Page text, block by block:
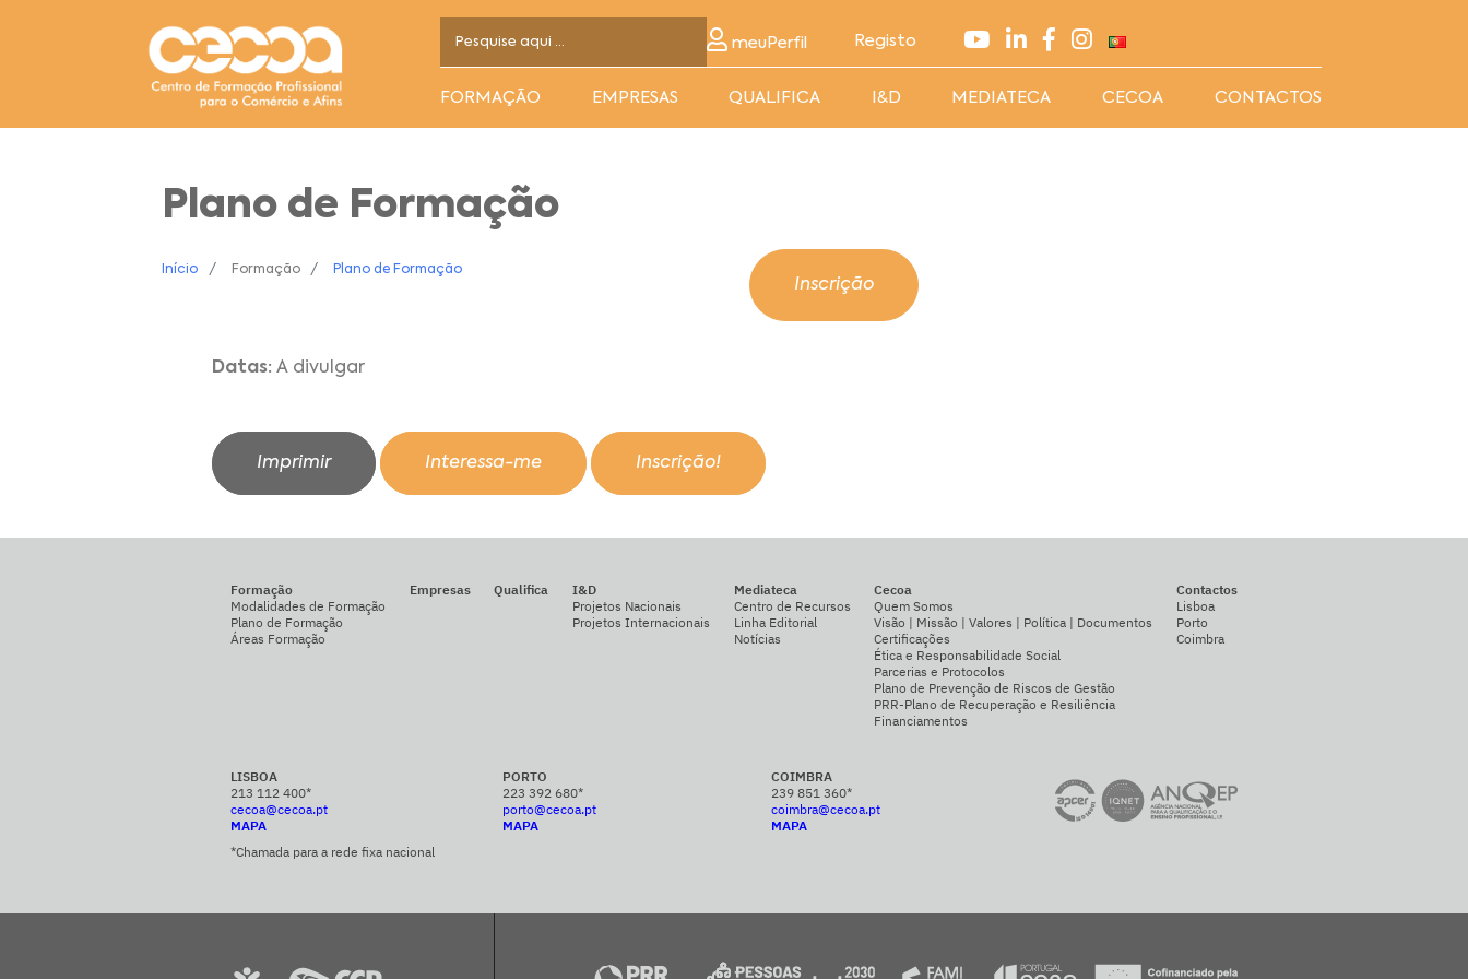
meuPerfil Registo
FORMAÇÃO EMPRESAS QUALIFICA I&D MEDIATECA CECOA CONTACTOS
Plano de Formação
Início Formação Plano de Formação
Inscrição
Datas: A divulgar
Imprimir Interessa-me Inscrição!
Formação
Modalidades de Formação
Plano de Formação
Áreas Formação
Empresas Qualifica
I&D
Projetos Nacionais
Projetos Internacionais
Mediateca
Centro de Recursos
Linha Editorial
Notícias
Cecoa
Quem Somos
Visão | Missão | Valores | Política | Documentos
Certificações
Ética e Responsabilidade Social
Parcerias e Protocolos
Plano de Prevenção de Riscos de Gestão
PRR-Plano de Recuperação e Resiliência
Financiamentos
Contactos
Lisboa
Porto
Coimbra
LISBOA
213 112 400*
cecoa@cecoa.pt
MAPA
PORTO
223 392 680*
porto@cecoa.pt
MAPA
COIMBRA
239 851 360*
coimbra@cecoa.pt
MAPA
*Chamada para a rede fixa nacional